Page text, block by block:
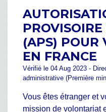
(APS) POUR
EN FRANCE
Vérifié le 04 Aug 2023 -
administrative (Première
Vous êtes étranger et
mission de volontariat